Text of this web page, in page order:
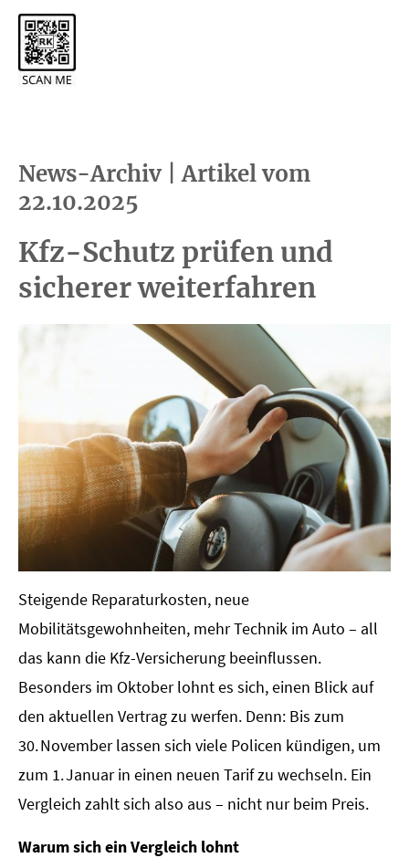
News-Archiv | Artikel vom
22.10.2025
Kfz-Schutz prüfen und
sicherer weiterfahren
Steigende Reparaturkosten, neue
Mobilitätsgewohnheiten, mehr Technik im Auto – all
das kann die Kfz-Versicherung beeinflussen.
Besonders im Oktober lohnt es sich, einen Blick auf
den aktuellen Vertrag zu werfen. Denn: Bis zum
30. November lassen sich viele Policen kündigen, um
zum 1. Januar in einen neuen Tarif zu wechseln. Ein
Vergleich zahlt sich also aus – nicht nur beim Preis.
Warum sich ein Vergleich lohnt